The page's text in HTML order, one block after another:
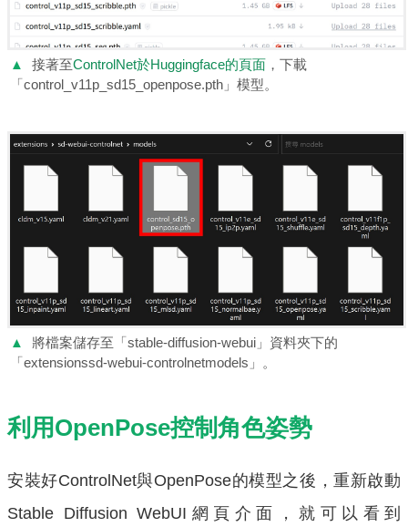
▲ 接著至ControlNet於Huggingface的頁面 ，下載
「control_v11p_sd15_openpose.pth」模型。
▲
將檔案儲存至「stable-diffusion-webui」資料夾下的
「extensionssd-webui-controlnetmodels」。
利用OpenPose控制角色姿勢
安裝好ControlNet與OpenPose的模型之後，重新啟動
Stable Diffusion WebUI網頁介面，就可以看到